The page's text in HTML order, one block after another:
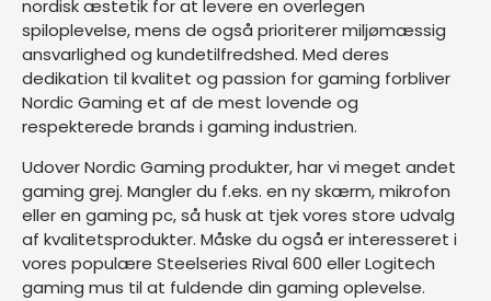
nordisk æstetik for at levere en overlegen
spiloplevelse, mens de også prioriterer miljømæssig
ansvarlighed og kundetilfredshed. Med deres
dedikation til kvalitet og passion for gaming forbliver
Nordic Gaming et af de mest lovende og
respekterede brands i gaming industrien.
Udover Nordic Gaming produkter, har vi meget andet
gaming grej. Mangler du f.eks. en nyskærm,mikrofon
eller en gaming pc, så husk at tjek vores store udvalg
af kvalitetsprodukter. Måske du også er interesseret i
vores populære Steelseries Rival 600 ellerLogitech
gaming mus til at fuldende din gaming oplevelse.